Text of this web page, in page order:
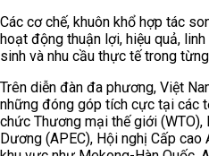
Các cơ chế, khuôn khổ hợp tác
hoạt động thuận lợi, hiệu quả,
sinh và nhu cầu thực tế trong
Trên diễn đàn đa phương, Việt
những đóng góp tích cực tại các
chức Thương mại thế giới (WTO),
Dương (APEC), Hội nghị Cấp